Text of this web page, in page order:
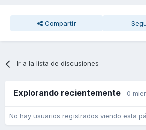
Compartir
Ir a la lista de discusiones
Explorando recientemente 0
No hay usuarios registrados viendo esta